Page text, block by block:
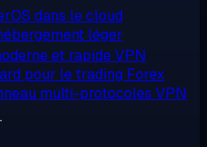
dans le cloud
léger
et rapide VPN
pour le trading Forex
multi-protocoles VPN